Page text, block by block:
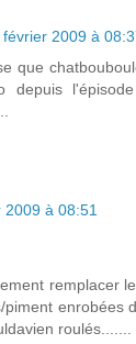
février 2009 à
que
depuis
2009 à 08:51
remplacer
piment enrobées
roulés.......